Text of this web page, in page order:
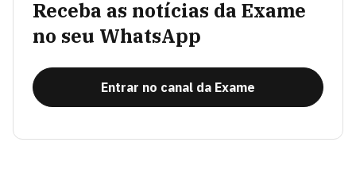
Receba as notícias da Exame
no seu WhatsApp
Entrar no canal da Exame